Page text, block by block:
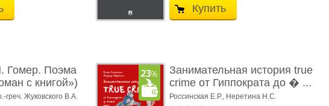
Купить
Поэма
с книгой»)
греч. Жуковского В.А.
Занимательная история true
crime от Гиппократа до � ...
Россинская Е.Р., Неретина Н.С.